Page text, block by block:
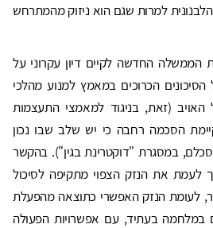
למרות שגם הוא ניזוק מהמתרחש
הממשלה החדשה לקיים דיון עקרוני על
הכרוכים במאמץ למנוע מהלכי
האויב (זאת, בניגוד למאמצי התעצמות
הסכמה רחבה כי יש שלב שבו נכון
במסגרת "דוקטרינת בגין"). בהקשר
לעמת את הנזק הצפוי מתקיפה לסיכול
לעומת הנזק האפשרי כתוצאה מהפעלת
במלחמה בעתיד, עם אפשרויות הפעולה